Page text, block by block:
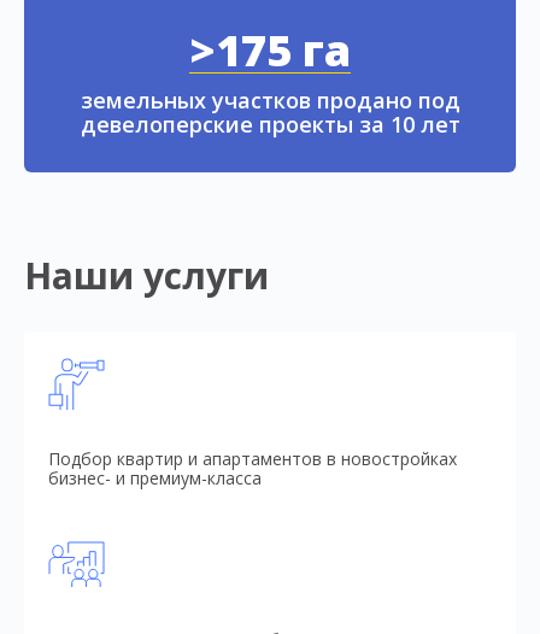
>175 га
земельных участков продано под
девелоперские проекты за 10 лет
Наши услуги
Подбор квартир и апартаментов в новостройках
бизнес- и премиум-класса